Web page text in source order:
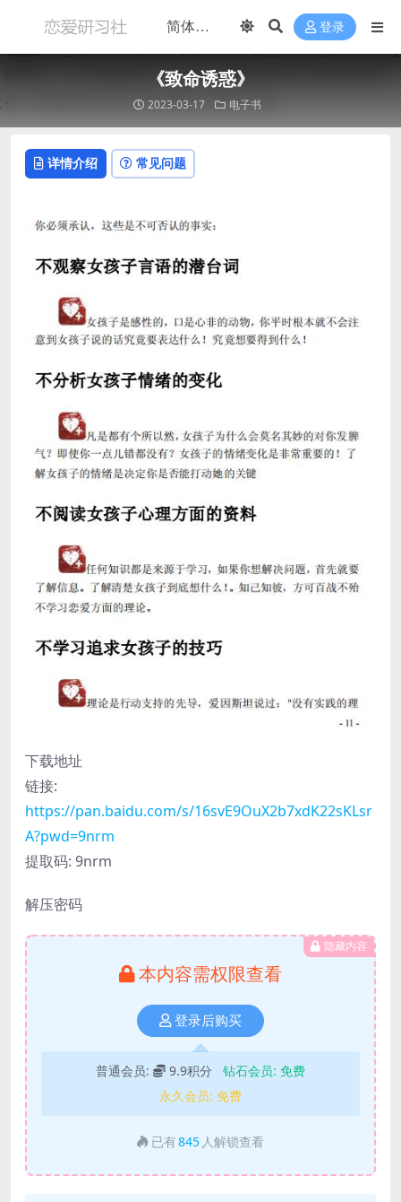
登录
《致命诱惑》
2023-03-17 电子书
详情介绍 常见问题
下载地址
链接:
https://pan.baidu.com/s/16svE9OuX2b7xdK22sKLsr
A?pwd=9nrm
提取码: 9nrm
解压密码
隐藏内容
本内容需权限查看
登录后购买
普通会员: 9.9积分 钻石会员: 免费
永久会员: 免费
已有845 人解锁查看